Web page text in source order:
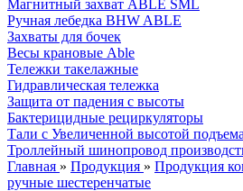
Магнитный захват ABLE SML
Ручная лебедка BHW ABLE
Захваты для бочек
Весы крановые Able
Тележки такелажные
Гидравлическая тележка
Защита от падения с высоты
Бактерицидные рециркуляторы
Тали с Увеличенной высотой
Троллейный шинопровод
Главная » Продукция » Продукция
ручные шестеренчатые